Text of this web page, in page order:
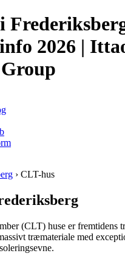
2026 |
› CLT-hus
(CLT) huse er fremtidens
træmateriale med